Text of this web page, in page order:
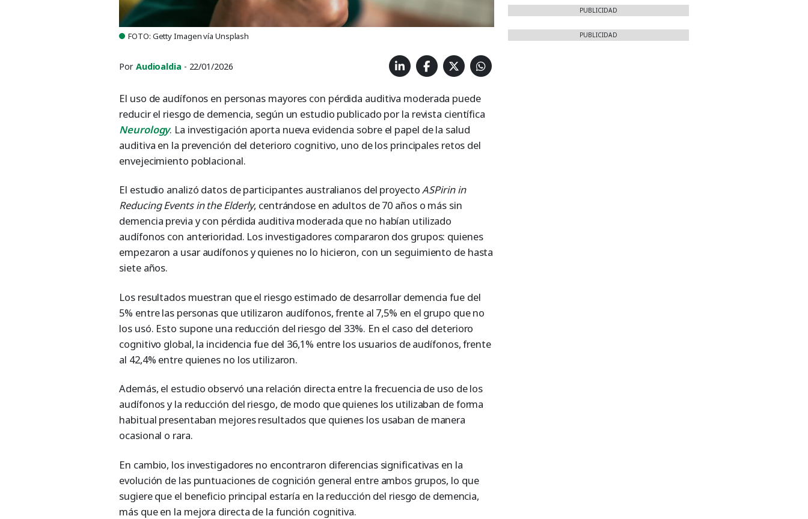
FOTO: Getty Imagen vía Unsplash
Por Audioaldia - 22/01/2026
El uso de audífonos en personas mayores con pérdida auditiva moderada puede
reducir el riesgo de demencia, según un estudio publicado por la revista científica
Neurology. La investigación aporta nueva evidencia sobre el papel de la salud
auditiva en la prevención del deterioro cognitivo, uno de los principales retos del
envejecimiento poblacional.
El estudio analizó datos de participantes australianos del proyectoASPirin in
Reducing Events in the Elderly, centrándose en adultos de 70 años o más sin
demencia previa y con pérdida auditiva moderada que no habían utilizado
audífonos con anterioridad. Los investigadores compararon dos grupos: quienes
empezaron a usar audífonos y quienes no lo hicieron, con un seguimiento de hasta
siete años.
Los resultados muestran que el riesgo estimado de desarrollar demencia fue del
5% entre las personas que utilizaron audífonos, frente al 7,5% en el grupo que no
los usó. Esto supone una reducción del riesgo del 33%. En el caso del deterioro
cognitivo global, la incidencia fue del 36,1% entre los usuarios de audífonos, frente
al 42,4% entre quienes no los utilizaron.
Además, el estudio observó una relación directa entre la frecuencia de uso de los
audífonos y la reducción del riesgo, de modo que quienes los utilizaban de forma
habitual presentaban mejores resultados que quienes los usaban de manera
ocasional o rara.
En cambio, los investigadores no encontraron diferencias significativas en la
evolución de las puntuaciones de cognición general entre ambos grupos, lo que
sugiere que el beneficio principal estaría en la reducción del riesgo de demencia,
más que en la mejora directa de la función cognitiva.
PUBLICIDAD
PUBLICIDAD